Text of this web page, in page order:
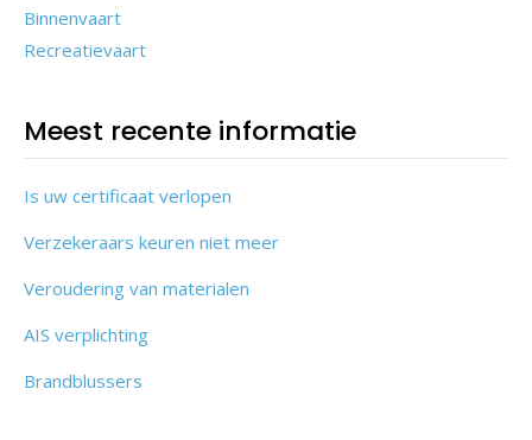
Binnenvaart
Recreatievaart
Meest recente informatie
Is uw certificaat verlopen
Verzekeraars keuren niet meer
Veroudering van materialen
AIS verplichting
Brandblussers